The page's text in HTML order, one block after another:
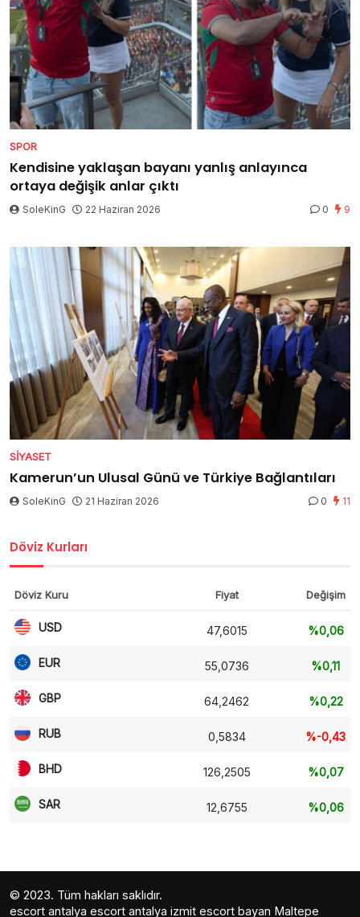
SPOR
Kendisine yaklaşan bayanı yanlış anlayınca
ortaya değişik anlar çıktı
SoleKinG 22 Haziran 2026 0 9
SIYASET
Kamerun’un Ulusal Günü ve Türkiye Bağlantıları
SoleKinG 21 Haziran 2026 0 11
Döviz Kurları
Döviz Kuru Fiyat Değişim
USD 47,6015 %0,06
EUR 55,0736 %0,11
GBP 64,2462 %0,22
RUB 0,5834 %-0,43
BHD 126,2505 %0,07
SAR 12,6755 %0,06
© 2023. Tüm hakları saklıdır.
escort antalya escort antalya izmit escort bayan Maltepe